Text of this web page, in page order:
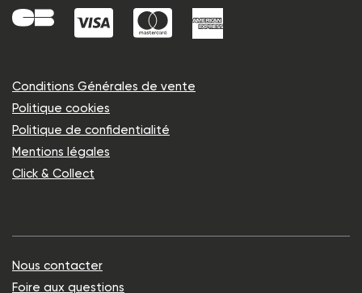
Conditions Générales de vente
Politique cookies
Politique de confidentialité
Mentions légales
Click & Collect
Nous contacter
Foire aux questions